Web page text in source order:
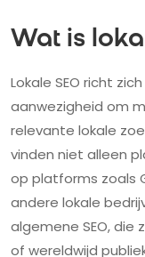
Wat is
Lokale SEO richt
aanwezigheid om
relevante lokale
vinden niet alleen
op platforms zoals
andere lokale
algemene SEO, die
of wereldwijd